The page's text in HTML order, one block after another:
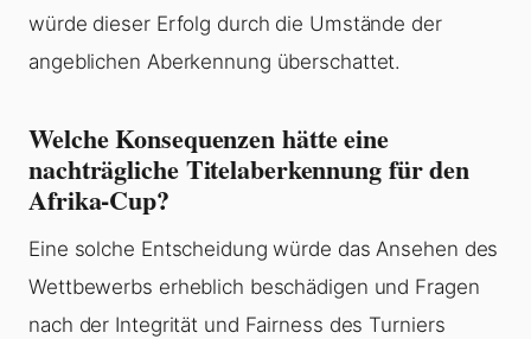
würde dieser Erfolg durch die Umstände der
angeblichen Aberkennung überschattet.
Welche Konsequenzen hätte eine
nachträgliche Titelaberkennung für den
Afrika-Cup?
Eine solche Entscheidung würde das Ansehen des
Wettbewerbs erheblich beschädigen und Fragen
nach der Integrität und Fairness des Turniers